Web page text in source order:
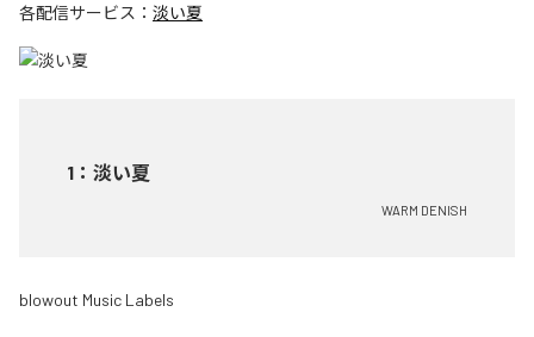
各配信サービス： 淡い夏
1 ： 淡い夏
WARM DENISH
blowout Music Labels